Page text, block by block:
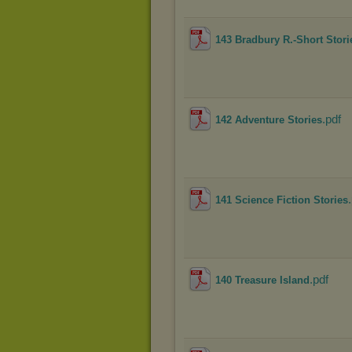
143 Bradbury R.-Short
142 Adventure Stories.pdf
141 Science Fiction Stories
140 Treasure Island .pdf